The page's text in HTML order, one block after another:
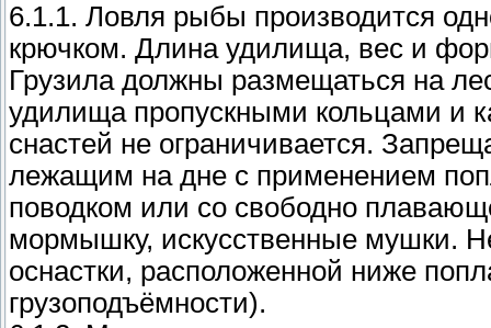
6.1.1. Ловля рыбы производится
крючком. Длина удилища, вес и
Грузила должны размещаться на
удилища пропускными кольцами и
снастей не ограничивается.
лежащим на дне с применением
поводком или со свободно
мормышку, искусственные мушки.
оснастки, расположенной ниже
грузоподъёмности).